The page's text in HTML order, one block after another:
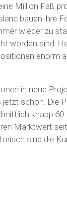
Million Faß
bauen ihre
wieder zu
worden sind.
enorm
in neue
jetzt schon. Die
knapp 60
Marktwert
sind die